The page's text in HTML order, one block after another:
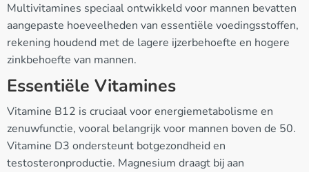
Multivitamines speciaal ontwikkeld voor mannen bevatten
aangepaste hoeveelheden van essentiële voedingsstoffen,
rekening houdend met de lagere ijzerbehoefte en hogere
zinkbehoefte van mannen.
Essentiële Vitamines
Vitamine B12 is cruciaal voor energiemetabolisme en
zenuwfunctie, vooral belangrijk voor mannen boven de 50.
Vitamine D3 ondersteunt botgezondheid en
testosteronproductie. Magnesium draagt bij aan